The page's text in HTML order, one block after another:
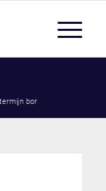
bor